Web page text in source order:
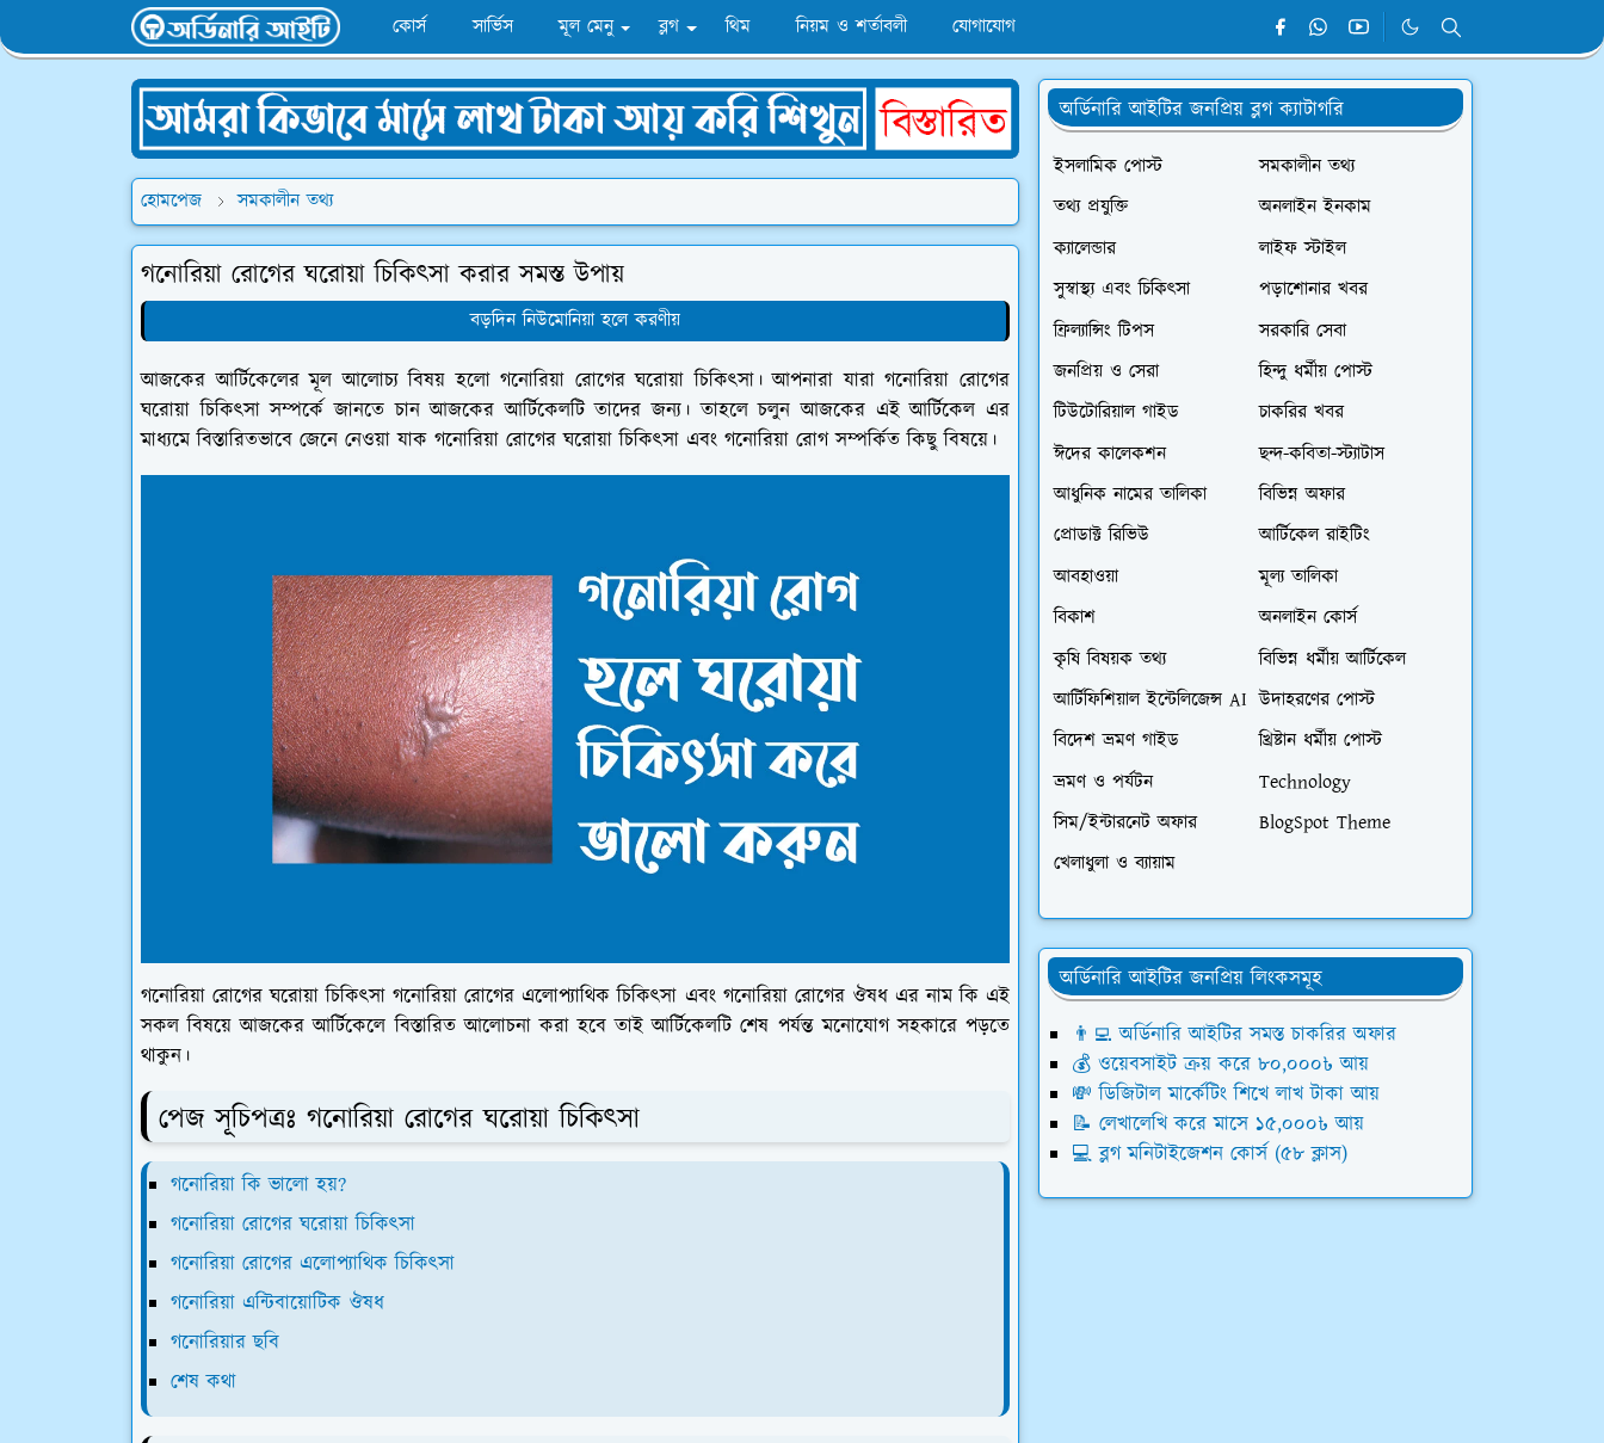
কোর্স সার্ভিস মূল মেনু ব্লগ থিম নিয়ম ও শর্তাবলী যোগাযোগ
হোমপেজ সমকালীন তথ্য
গনোরিয়া রোগের ঘরোয়া চিকিৎসা করার সমস্ত উপায়
বড়দিন নিউমোনিয়া হলে করণীয়
আজকের আর্টিকেলের মূল আলোচ্য বিষয় হলো গনোরিয়া রোগের ঘরোয়া চিকিৎসা। আপনারা যারা গনোরিয়া রোগের
ঘরোয়া চিকিৎসা সম্পর্কে জানতে চান আজকের আর্টিকেলটি তাদের জন্য। তাহলে চলুন আজকের এই আর্টিকেল এর
মাধ্যমে বিস্তারিতভাবে জেনে নেওয়া যাক গনোরিয়া রোগের ঘরোয়া চিকিৎসা এবং গনোরিয়া রোগ সম্পর্কিত কিছু বিষয়ে।
গনোরিয়া রোগের ঘরোয়া চিকিৎসা গনোরিয়া রোগের এলোপ্যাথিক চিকিৎসা এবং গনোরিয়া রোগের ঔষধ এর নাম কি এই
সকল বিষয়ে আজকের আর্টিকেলে বিস্তারিত আলোচনা করা হবে তাই আর্টিকেলটি শেষ পর্যন্ত মনোযোগ সহকারে পড়তে
থাকুন।
পেজ সূচিপত্রঃ গনোরিয়া রোগের ঘরোয়া চিকিৎসা
গনোরিয়া কি ভালো হয়?
গনোরিয়া রোগের ঘরোয়া চিকিৎসা
গনোরিয়া রোগের এলোপ্যাথিক চিকিৎসা
গনোরিয়া এন্টিবায়োটিক ঔষধ
গনোরিয়ার ছবি
শেষ কথা
অর্ডিনারি আইটির জনপ্রিয় ব্লগ ক্যাটাগরি
ইসলামিক পোস্ট
সমকালীন তথ্য
তথ্য প্রযুক্তি
অনলাইন ইনকাম
ক্যালেন্ডার
লাইফ স্টাইল
সুস্বাস্থ্য এবং চিকিৎসা
পড়াশোনার খবর
ফ্রিল্যান্সিং টিপস
সরকারি সেবা
জনপ্রিয় ও সেরা
হিন্দু ধর্মীয় পোস্ট
টিউটোরিয়াল গাইড
চাকরির খবর
ঈদের কালেকশন
ছন্দ-কবিতা-স্ট্যাটাস
আধুনিক নামের তালিকা
বিভিন্ন অফার
প্রোডাক্ট রিভিউ
আর্টিকেল রাইটিং
আবহাওয়া
মূল্য তালিকা
বিকাশ
অনলাইন কোর্স
কৃষি বিষয়ক তথ্য
বিভিন্ন ধর্মীয় আর্টিকেল
আর্টিফিশিয়াল ইন্টেলিজেন্স AI উদাহরণের পোস্ট
বিদেশ ভ্রমণ গাইড
খ্রিষ্টান ধর্মীয় পোস্ট
ভ্রমণ ও পর্যটন
Technology
সিম/ইন্টারনেট অফার
BlogSpot Theme
খেলাধুলা ও ব্যায়াম
অর্ডিনারি আইটির জনপ্রিয় লিংকসমূহ
👨‍💻 অর্ডিনারি আইটির সমস্ত চাকরির অফার
💰 ওয়েবসাইট ক্রয় করে ৮০,০০০৳ আয়
💸 ডিজিটাল মার্কেটিং শিখে লাখ টাকা আয়
📝 লেখালেখি করে মাসে ১৫,০০০৳ আয়
💻 ব্লগ মনিটাইজেশন কোর্স (৫৮ ক্লাস)